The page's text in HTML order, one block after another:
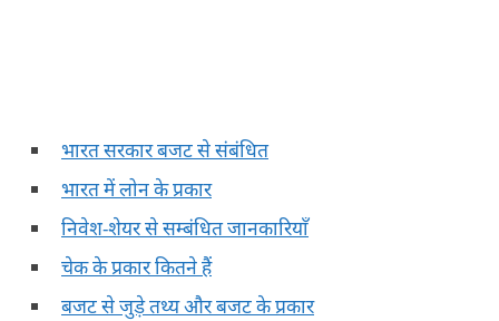
भारत सरकार बजट से संबंधित
भारत में लोन के प्रकार
निवेश-शेयर से सम्बंधित जानकारियाँ
चेक के प्रकार कितने हैं
बजट से जुड़े तथ्य और बजट के प्रकार